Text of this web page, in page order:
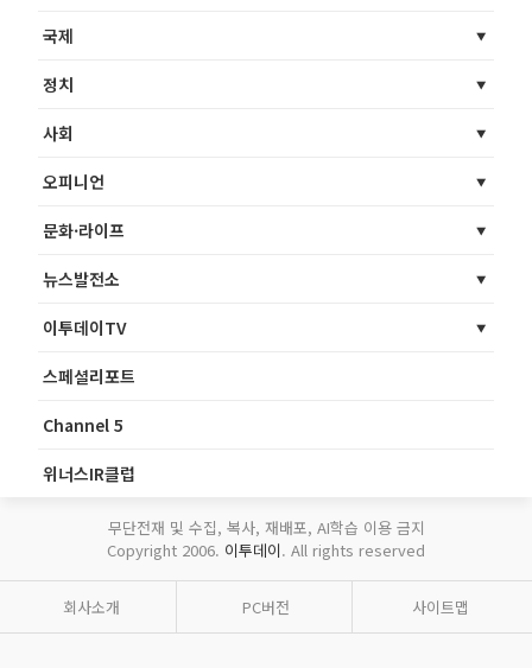
국제
정치
사회
오피니언
문화·라이프
뉴스발전소
이투데이TV
스페셜리포트
Channel 5
위너스IR클럽
무단전재 및 수집, 복사, 재배포, AI학습 이용 금지
Copyright 2006. 이투데이. All rights reserved
회사소개 PC버전 사이트맵